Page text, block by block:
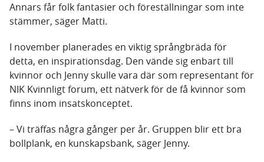
Annars får folk fantasier och föreställningar som inte
stämmer, säger Matti.
I november planerades en viktig språngbräda för
detta, en inspirationsdag. Den vände sig enbart till
kvinnor och Jenny skulle vara där som representant för
NIK Kvinnligt forum, ett nätverk för de få kvinnor som
finns inom insatskonceptet.
– Vi träffas några gånger per år. Gruppen blir ett bra
bollplank, en kunskapsbank, säger Jenny.